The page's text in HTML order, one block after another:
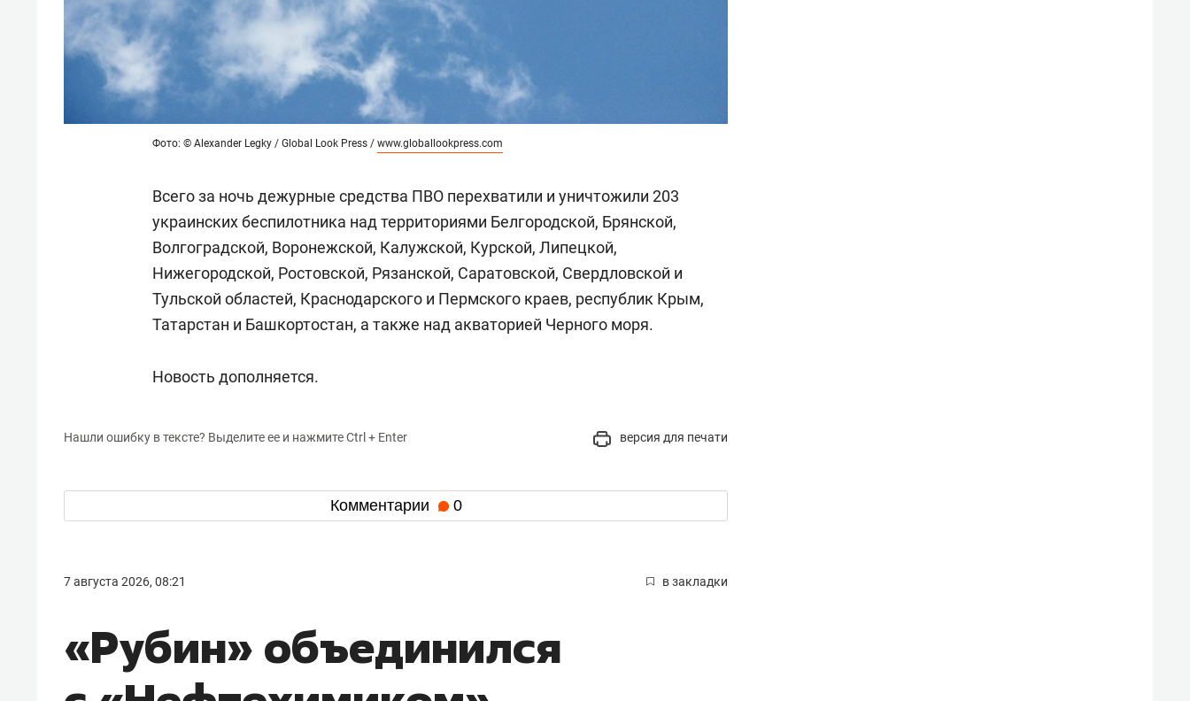
Фото: © Alexander Legky / Global Look Press / www.globallookpress.com
Всего за ночь дежурные средства ПВО перехватили и уничтожили 203
украинских беспилотника над территориями Белгородской, Брянской,
Волгоградской, Воронежской, Калужской, Курской, Липецкой,
Нижегородской, Ростовской, Рязанской, Саратовской, Свердловской и
Тульской областей, Краснодарского и Пермского краев, республик Крым,
Татарстан и Башкортостан, а также над акваторией Черного моря.
Новость дополняется.
Нашли ошибку в тексте? Выделите ее и нажмите Ctrl + Enter версия для печати
Комментарии 0
7 августа 2026, 08:21 в закладки
«Рубин» объединился